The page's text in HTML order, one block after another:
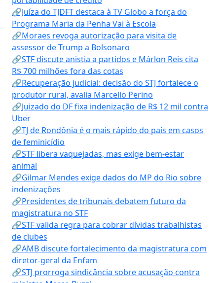
🔗Juíza do TJDFT destaca à TV Globo a força do
Programa Maria da Penha Vai à Escola
🔗Moraes revoga autorização para visita de
assessor de Trump a Bolsonaro
🔗STF discute anistia a partidos e Márlon Reis cita
R$ 700 milhões fora das cotas
🔗Recuperação judicial: decisão do STJ fortalece o
produtor rural, avalia Marcello Perino
🔗Juizado do DF fixa indenização de R$ 12 mil contra
Uber
🔗TJ de Rondônia é o mais rápido do país em casos
de feminicídio
🔗STF libera vaquejadas, mas exige bem-estar
animal
🔗Gilmar Mendes exige dados do MP do Rio sobre
indenizações
🔗Presidentes de tribunais debatem futuro da
magistratura no STF
🔗STF valida regra para cobrar dívidas trabalhistas
de clubes
🔗AMB discute fortalecimento da magistratura com
diretor-geral da Enfam
🔗STJ prorroga sindicância sobre acusação contra